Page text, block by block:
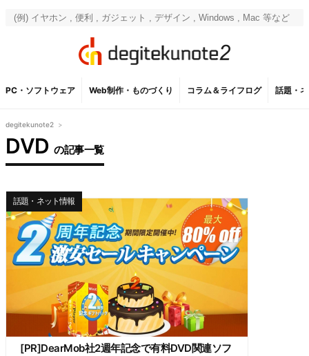
PC・ソフトウェア Web制作・ものづくり コラム＆ライフログ 話題・
degitekunote2 >
DVD の記事一覧
[PR]DearMob社2週年記念で有料DVD関連ソフ
話題・ネット情報